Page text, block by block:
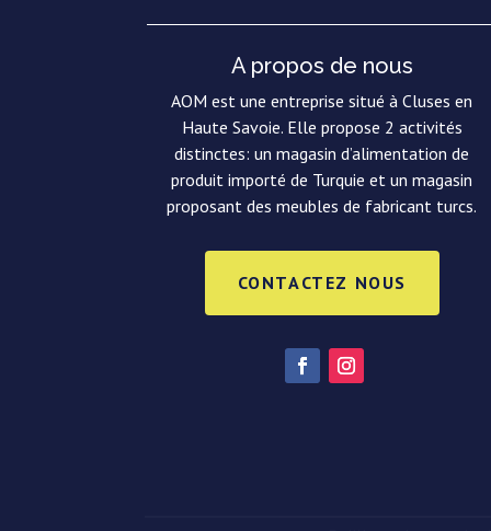
A propos de nous
AOM est une entreprise situé à Cluses en
Haute Savoie. Elle propose 2 activités
distinctes: un magasin d’alimentation de
produit importé de Turquie et un magasin
proposant des meubles de fabricant turcs.
CONTACTEZ NOUS